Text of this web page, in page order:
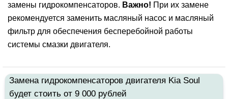
замены гидрокомпенсаторов. Важно! При их замене
рекомендуется заменить масляный насос и масляный
фильтр для обеспечения бесперебойной работы
системы смазки двигателя.
Замена гидрокомпенсаторов двигателя Kia Soul
будет стоить от 9 000 рублей